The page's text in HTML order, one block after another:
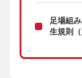
足場組
生規則